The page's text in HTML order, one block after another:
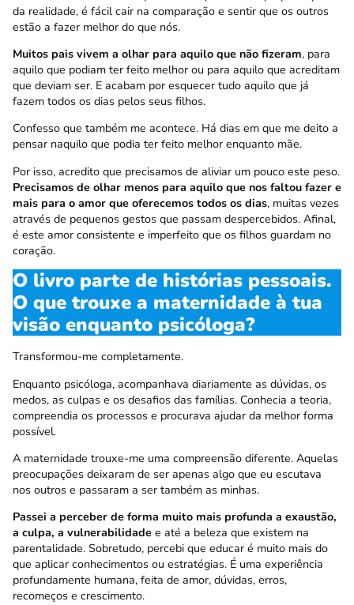
da realidade, é fácil cair na comparação e sentir que os outros
estão a fazer melhor do que nós.
Muitos pais vivem a olhar para aquilo que não fizeram, para
aquilo que podiam ter feito melhor ou para aquilo que acreditam
que deviam ser. E acabam por esquecer tudo aquilo que já
fazem todos os dias pelos seus filhos.
Confesso que também me acontece. Há dias em que me deito a
pensar naquilo que podia ter feito melhor enquanto mãe.
Por isso, acredito que precisamos de aliviar um pouco este peso.
Precisamos de olhar menos para aquilo que nos faltou fazer e
mais para o amor que oferecemos todos os dias, muitas vezes
através de pequenos gestos que passam despercebidos. Afinal,
é este amor consistente e imperfeito que os filhos guardam no
coração.
O livro parte de histórias pessoais.
O que trouxe a maternidade à tua
visão enquanto psicóloga?
Transformou-me completamente.
Enquanto psicóloga, acompanhava diariamente as dúvidas, os
medos, as culpas e os desafios das famílias. Conhecia a teoria,
compreendia os processos e procurava ajudar da melhor forma
possível.
A maternidade trouxe-me uma compreensão diferente. Aquelas
preocupações deixaram de ser apenas algo que eu escutava
nos outros e passaram a ser também as minhas.
Passei a perceber de forma muito mais profunda a exaustão,
a culpa, a vulnerabilidade e até a beleza que existem na
parentalidade. Sobretudo, percebi que educar é muito mais do
que aplicar conhecimentos ou estratégias. É uma experiência
profundamente humana, feita de amor, dúvidas, erros,
recomeços e crescimento.